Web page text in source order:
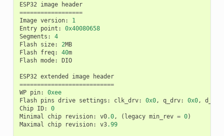
ESP32 image
header
==================
Image version:
1
Entry point :
0x40080658
Segments :
4
Flash size: 2MB
Flash freq: 40m
Flash mode: DIO
ESP32 extended image
header
===========================
WP pin:
0xee
Flash pins drive settings : clk_drv: 0x0, q_drv: 0x0, d_drv
Chip ID:
0
Minimal
chip revision: v0.0, ( legacy min_rev = 0)
Maximal
chip revision: v3.99